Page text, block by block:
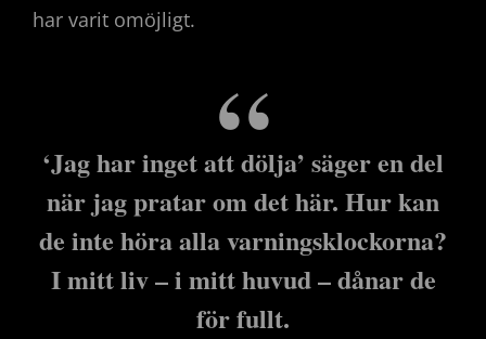
har varit omöjligt.
‘Jag har inget att dölja’ säger en del
när jag pratar om det här. Hur kan
de inte höra alla varningsklockorna?
I mitt liv – i mitt huvud – dånar de
för fullt.